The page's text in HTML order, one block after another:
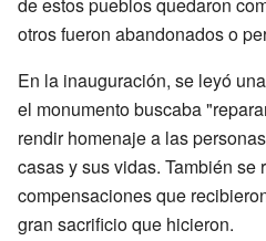
otros fueron abandonados o
En la inauguración, se leyó
el monumento buscaba
rendir homenaje a las
casas y sus vidas. También se
compensaciones que
gran sacrificio que hicieron.